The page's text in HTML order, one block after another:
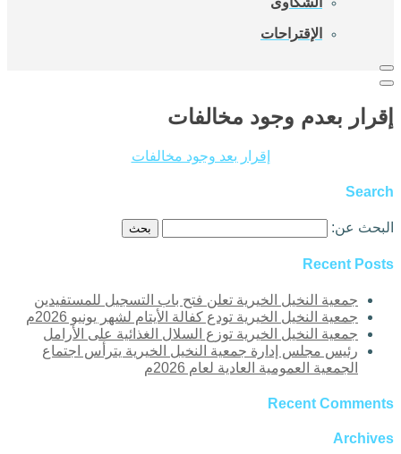
الإقتراحات
إقرار بعدم وجود مخالفات
إقرار بعد وجود مخالفات
Search
البحث عن:
Recent Posts
جمعية النخيل الخيرية تعلن فتح باب التسجيل للمستفيدين
جمعية النخيل الخيرية تودع كفالة الأيتام لشهر يونيو 2026م
جمعية النخيل الخيرية توزع السلال الغذائية على الأرامل
رئيس مجلس إدارة جمعية النخيل الخيرية يترأس اجتماع
الجمعية العمومية العادية لعام 2026م
Recent Comments
Archives